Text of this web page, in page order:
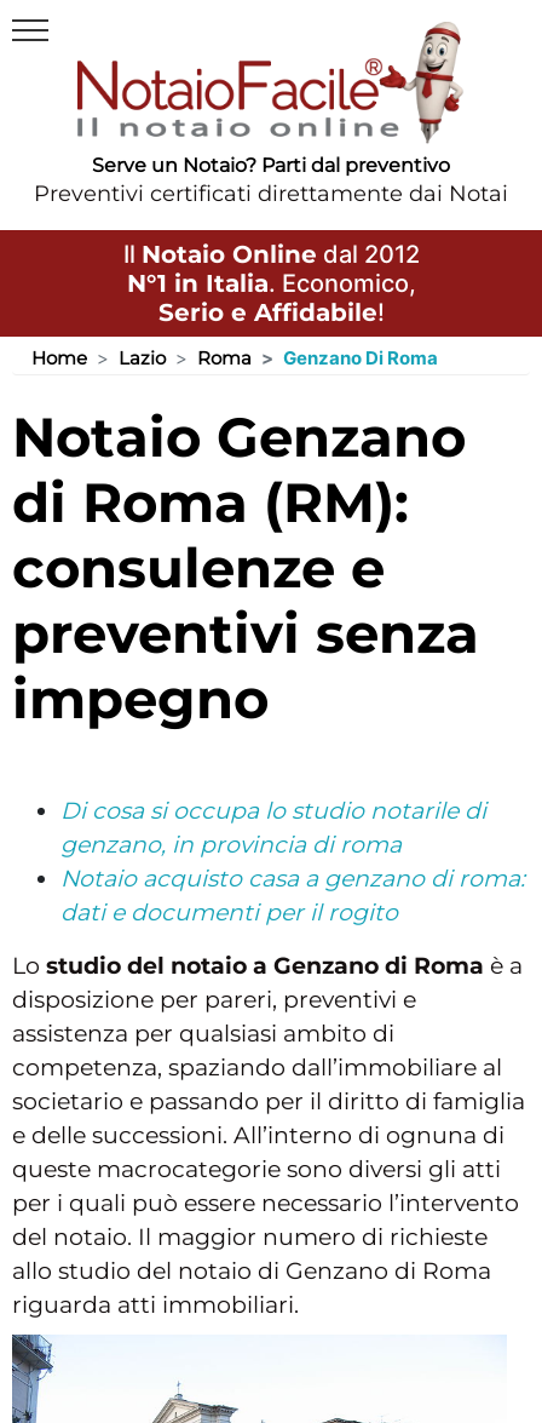
Serve un Notaio? Parti dal preventivo
Preventivi certificati direttamente dai Notai
Il Notaio Online dal 2012
N°1 in Italia. Economico,
Serio e Affidabile!
Home Lazio Roma Genzano Di Roma
Notaio Genzano
di Roma (RM):
consulenze e
preventivi senza
impegno
Di cosa si occupa lo studio notarile di
genzano, in provincia di roma
Notaio acquisto casa a genzano di roma:
dati e documenti per il rogito
Lo studio del notaio a Genzano di Roma è a
disposizione per pareri, preventivi e
assistenza per qualsiasi ambito di
competenza, spaziando dall’immobiliare al
societario e passando per il diritto di famiglia
e delle successioni. All’interno di ognuna di
queste macrocategorie sono diversi gli atti
per i quali può essere necessario l’intervento
del notaio. Il maggior numero di richieste
allo studio del notaio di Genzano di Roma
riguarda atti immobiliari.